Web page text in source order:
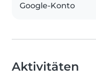
Google-Konto
Aktivitäten